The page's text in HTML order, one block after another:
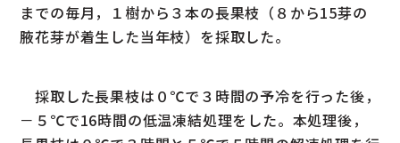
までの毎月，１樹から３本の長果枝（８から15芽の
腋花芽が着生した当年枝）を採取した。
採取した長果枝は０℃で３時間の予冷を行った後，
－５℃で16時間の低温凍結処理をした。本処理後，